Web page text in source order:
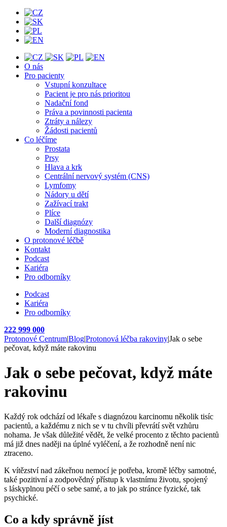
O nás
Pro pacienty
Vstupní konzultace
Pacient je pro nás prioritou
Nadační fond
Práva a povinnosti pacienta
Ztráty a nálezy
Žádosti pacientů
Co léčíme
Prostata
Prsy
Hlava a krk
Centrální nervový systém (CNS)
Lymfomy
Nádory u dětí
Zažívací trakt
Plíce
Další diagnózy
Moderní diagnostika
O protonové léčbě
Kontakt
Podcast
Kariéra
Pro odborníky
Podcast
Kariéra
Pro odborníky
222 999 000
Protonové Centrum|Blog|Protonová léčba rakoviny|Jak o sebe
pečovat, když máte rakovinu
Jak o sebe pečovat, když máte
rakovinu
Každý rok odchází od lékaře s diagnózou karcinomu několik tisíc
pacientů, a každému z nich se v tu chvíli převrátí svět vzhůru
nohama. Je však důležité vědět, že velké procento z těchto pacientů
má již dnes naději na úplné vyléčení, a že rozhodně není nic
ztraceno.
K vítězství nad zákeřnou nemocí je potřeba, kromě léčby samotné,
také pozitivní a zodpovědný přístup k vlastnímu životu, spojený
s láskyplnou péčí o sebe samé, a to jak po stránce fyzické, tak
psychické.
Co a kdy správně jíst